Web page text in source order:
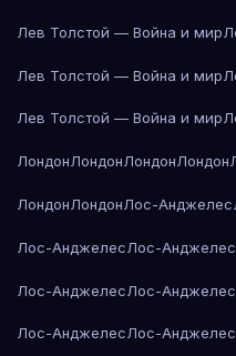
Лев Толстой — Война и мир
Лев Толстой — Война и мир
Лев Толстой — Война и мир
ЛондонЛондонЛондонЛондон
ЛондонЛондонЛос-Анджелес
Лос-АнджелесЛос-Анджелес
Лос-АнджелесЛос-Анджелес
Лос-АнджелесЛос-Анджелес